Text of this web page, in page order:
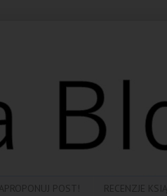
POST! RECENZJE